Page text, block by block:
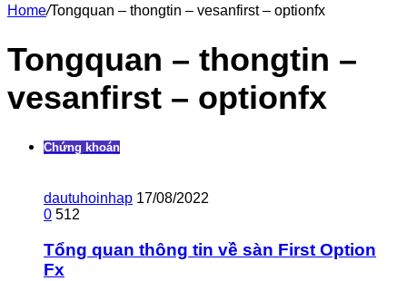
Home/Tongquan – thongtin – vesanfirst – optionfx
Tongquan – thongtin –
vesanfirst – optionfx
Chứng khoán
dautuhoinhap 17/08/2022
0 512
Tổng quan thông tin về sàn First Option
Fx